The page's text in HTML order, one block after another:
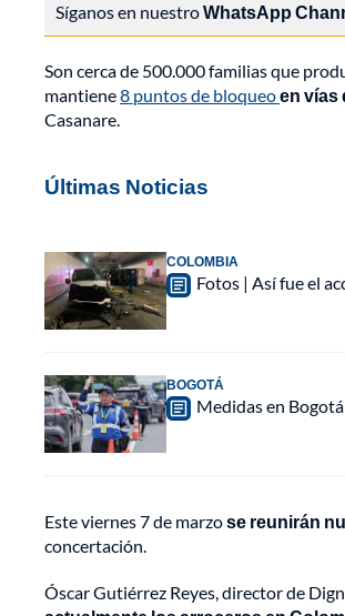
Síganos en nuestroWhatsApp
Son cerca de 500.000 familias que
mantiene8 puntos de bloqueoen vías
Casanare.
Últimas Noticias
COLOMBIA
Fotos | Así fue el
BOGOTÁ
Medidas en
Este viernes 7 de marzose reunirán
concertación.
Óscar Gutiérrez Reyes, director de